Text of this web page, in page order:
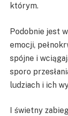
którym.
Podobnie jest
emocji,
spójne i
sporo
ludziach i ich
I świetny